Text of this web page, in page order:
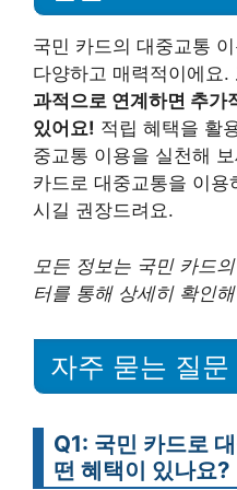
국민 카드의 대중교통
다양하고 매력적이에요.
과적으로 연계하면 추가
있어요! 적립 혜택을 활
중교통 이용을 실천해
카드로 대중교통을 이
시길 권장드려요.
모든 정보는 국민 카드
터를 통해 상세히 확인
자주 묻는 질문
Q1: 국민 카드로
떤 혜택이 있나요?